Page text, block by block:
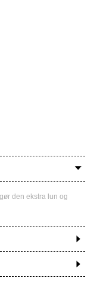
den ekstra lun og